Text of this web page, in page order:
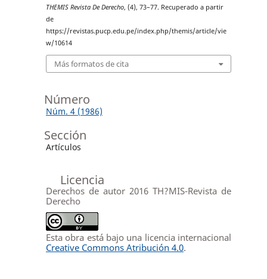
THEMIS Revista De Derecho, (4), 73–77. Recuperado a partir
de
https://revistas.pucp.edu.pe/index.php/themis/article/vie
w/10614
Más formatos de cita
Número
Núm. 4 (1986)
Sección
Artículos
Licencia
Derechos de autor 2016 TH?MIS-Revista de
Derecho
Esta obra está bajo una licencia internacional
Creative Commons Atribución 4.0.